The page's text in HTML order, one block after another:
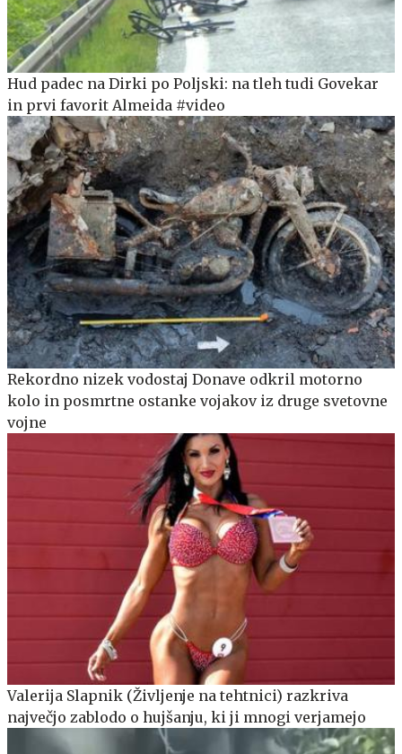
Hud padec na Dirki po Poljski: na tleh tudi Govekar
in prvi favorit Almeida #video
Rekordno nizek vodostaj Donave odkril motorno
kolo in posmrtne ostanke vojakov iz druge svetovne
vojne
Valerija Slapnik (Življenje na tehtnici) razkriva
največjo zablodo o hujšanju, ki ji mnogi verjamejo